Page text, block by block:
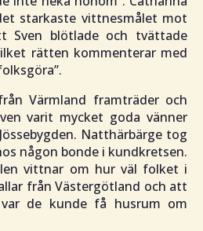
starkaste vittnesmålet mot
Sven blötlade och tvättade
rätten kommenterar med
”.
Värmland framträder och
varit mycket goda vänner
Natthärbärge tog
någon bonde i kundkretsen.
vittnar om hur väl folket i
från Västergötland och att
de kunde få husrum om